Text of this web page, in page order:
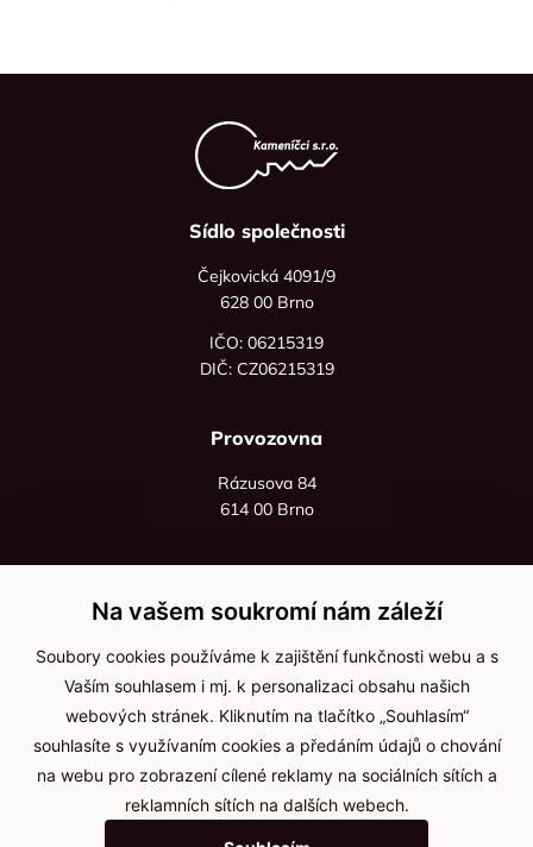
Sídlo společnosti
Čejkovická 4091/9
628 00 Brno
IČO: 06215319
DIČ: CZ06215319
Provozovna
Rázusova 84
614 00 Brno
+420 736 535 066
Po - pá: 8:00 - 16:00
info@jma-kam.cz
Důležité informace
Ochrana osobních údajů
Na vašem soukromí nám záleží
Soubory cookies používáme k zajištění funkčnosti webu a s
Vaším souhlasem i mj. k personalizaci obsahu našich
webových stránek. Kliknutím na tlačítko „Souhlasím“
souhlasíte s využívaním cookies a předáním údajů o chování
na webu pro zobrazení cílené reklamy na sociálních sítích a
reklamních sítích na dalších webech.